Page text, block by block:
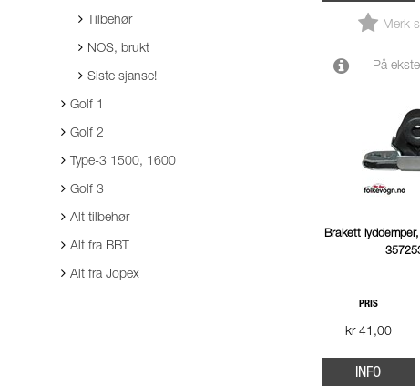
Tilbehør
NOS, brukt
Siste sjanse!
Golf 1
Golf 2
Type-3 1500, 1600
Golf 3
Alt tilbehør
Alt fra BBT
Alt fra Jopex
Merk
På
Brakett
PRIS
kr 41,00
INFO